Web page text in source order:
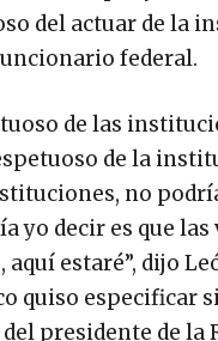
del actuar de la
federal.
de las
de la
no
yo decir es que las
aquí estaré”, dijo
quiso especificar
presidente de la